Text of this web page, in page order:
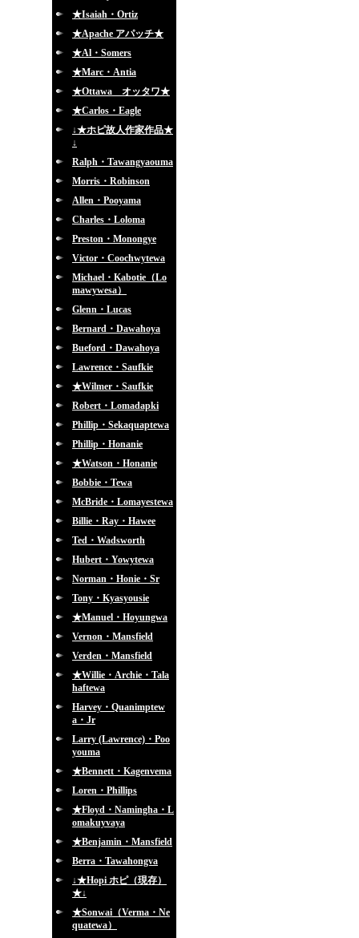
★Isaiah・Ortiz
★Apache アパッチ★
★Al・Somers
★Marc・Antia
★Ottawa オッタワ★
★Carlos・Eagle
↓★ホピ故人作家作品★
↓
Ralph・Tawangyaouma
Morris・Robinson
Allen・Pooyama
Charles・Loloma
Preston・Monongye
Victor・Coochwytewa
Michael・Kabotie（Lo
mawywesa）
Glenn・Lucas
Bernard・Dawahoya
Bueford・Dawahoya
Lawrence・Saufkie
★Wilmer・Saufkie
Robert・Lomadapki
Phillip・Sekaquaptewa
Phillip・Honanie
★Watson・Honanie
Bobbie・Tewa
McBride・Lomayestewa
Billie・Ray・Hawee
Ted・Wadsworth
Hubert・Yowytewa
Norman・Honie・Sr
Tony・Kyasyousie
★Manuel・Hoyungwa
Vernon・Mansfield
Verden・Mansfield
★Willie・Archie・Tala
haftewa
Harvey・Quanimptew
a・Jr
Larry (Lawrence)・Poo
youma
★Bennett・Kagenvema
Loren・Phillips
★Floyd・Namingha・L
omakuyvaya
★Benjamin・Mansfield
Berra・Tawahongva
↓★Hopi ホピ（現存）
★↓
★Sonwai（Verma・Ne
quatewa）